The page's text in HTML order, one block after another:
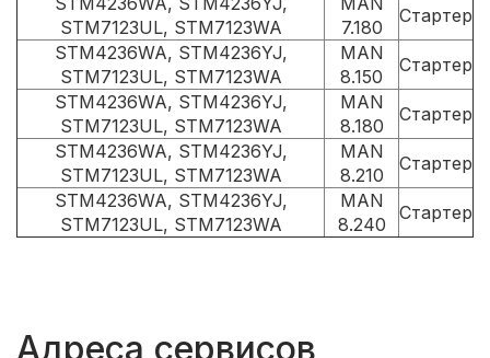
STM7123UL, STM7123WA
7.180
Стартер
STM4236WA, STM4236YJ,
STM7123UL, STM7123WA
MAN
8.150
Стартер
STM4236WA, STM4236YJ,
STM7123UL, STM7123WA
MAN
8.180
Стартер
STM4236WA, STM4236YJ,
STM7123UL, STM7123WA
MAN
8.210
Стартер
STM4236WA, STM4236YJ,
STM7123UL, STM7123WA
MAN
8.240
Стартер
Адреса сервисов